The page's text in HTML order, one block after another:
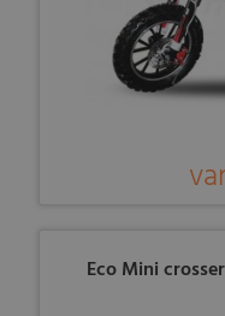
Eco Mini